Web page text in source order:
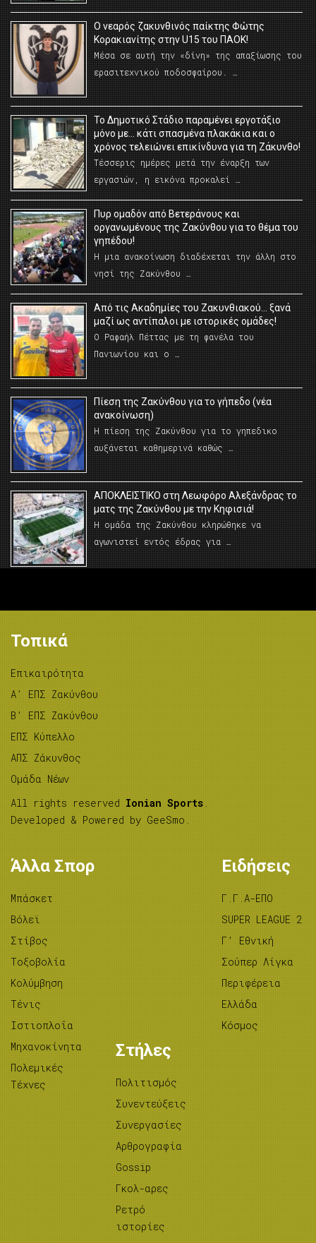
O νεαρός ζακυνθινός παίκτης Φώτης
Κορακιανίτης στην U15 του ΠΑΟΚ!
Μέσα σε αυτή την «δίνη» της απαξίωσης του
ερασιτεχνικού ποδοσφαίρου. …
Το Δημοτικό Στάδιο παραμένει εργοτάξιο
μόνο με… κάτι σπασμένα πλακάκια και ο
χρόνος τελειώνει επικίνδυνα για τη Ζάκυνθο!
Τέσσερις ημέρες μετά την έναρξη των
εργασιών, η εικόνα προκαλεί …
Πυρ ομαδόν από Βετεράνους και
οργανωμένους της Ζακύνθου για το θέμα του
γηπέδου!
Η μια ανακοίνωση διαδέχεται την άλλη στο
νησί της Ζακύνθου …
Από τις Ακαδημίες του Ζακυνθιακού… ξανά
μαζί ως αντίπαλοι με ιστορικές ομάδες!
Ο Ραφαήλ Πέττας με τη φανέλα του
Πανιωνίου και ο …
Πίεση της Ζακύνθου για το γήπεδο (νέα
ανακοίνωση)
Η πίεση της Ζακύνθου για το γηπεδικο
αυξάνεται καθημερινά καθώς …
AΠΟΚΛΕΙΣΤΙΚΟ στη Λεωφόρο Αλεξάνδρας το
ματς της Ζακύνθου με την Κηφισιά!
Η ομάδα της Ζακύνθου κληρώθηκε να
αγωνιστεί εντός έδρας για …
Τοπικά
Επικαιρότητα
A’ ΕΠΣ Ζακύνθου
B’ ΕΠΣ Ζακύνθου
ΕΠΣ Κύπελλο
ΑΠΣ Ζάκυνθος
Ομάδα Νέων
All rights reserved Ionian Sports .
Developed & Powered by GeeSmo .
Άλλα Σπορ
Μπάσκετ
Βόλεϊ
Στίβος
Tοξοβολία
Κολύμβηση
Τένις
Ιστιοπλοΐα
Μηχανοκίνητα
Πολεμικές
Τέχνες
Ειδήσεις
Γ.Γ.Α-ΕΠΟ
SUPER LEAGUE 2
Γ’ Εθνική
Σούπερ Λίγκα
Περιφέρεια
Ελλάδα
Κόσμος
Στήλες
Πολιτισμός
Συνεντεύξεις
Συνεργασίες
Αρθρογραφία
Gossip
Γκολ-αρες
Ρετρό
ιστορίες